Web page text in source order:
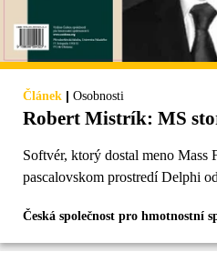
Článek | Osobnosti
Robert Mistrík: MS
Softvér, ktorý dostal meno
pascalovskom prostredí Delphi
Česká společnost pro hmotnostní